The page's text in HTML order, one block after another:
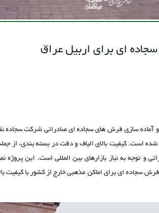
ای برای اربیل عراق
و آماده‌ سازی فرش‌ های سجاده‌ ای صادراتی شرکت سجاده
است. کیفیت بالای الیاف و دقت در بسته‌ بندی، از
و توجه به نیاز بازارهای بین‌ المللی است. این پروژه
سجاده‌ ای برای اماکن مذهبی خارج از کشور با کیفیت